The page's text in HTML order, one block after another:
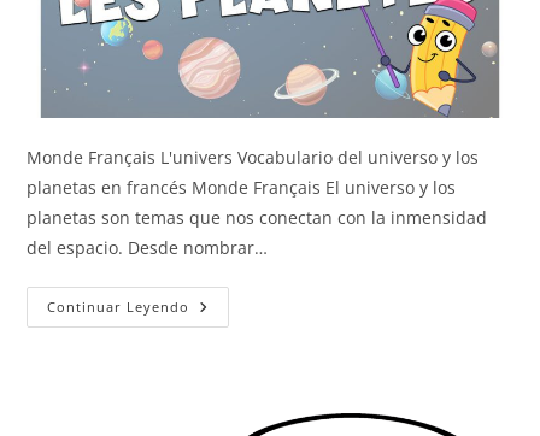
Monde Français L'univers Vocabulario del universo y los
planetas en francés Monde Français El universo y los
planetas son temas que nos conectan con la inmensidad
del espacio. Desde nombrar…
Continuar Leyendo El
Universo